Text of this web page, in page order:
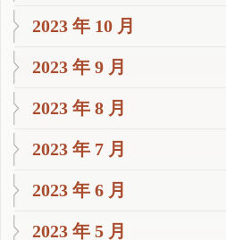
2023 年 10 月
2023 年 9 月
2023 年 8 月
2023 年 7 月
2023 年 6 月
2023 年 5 月